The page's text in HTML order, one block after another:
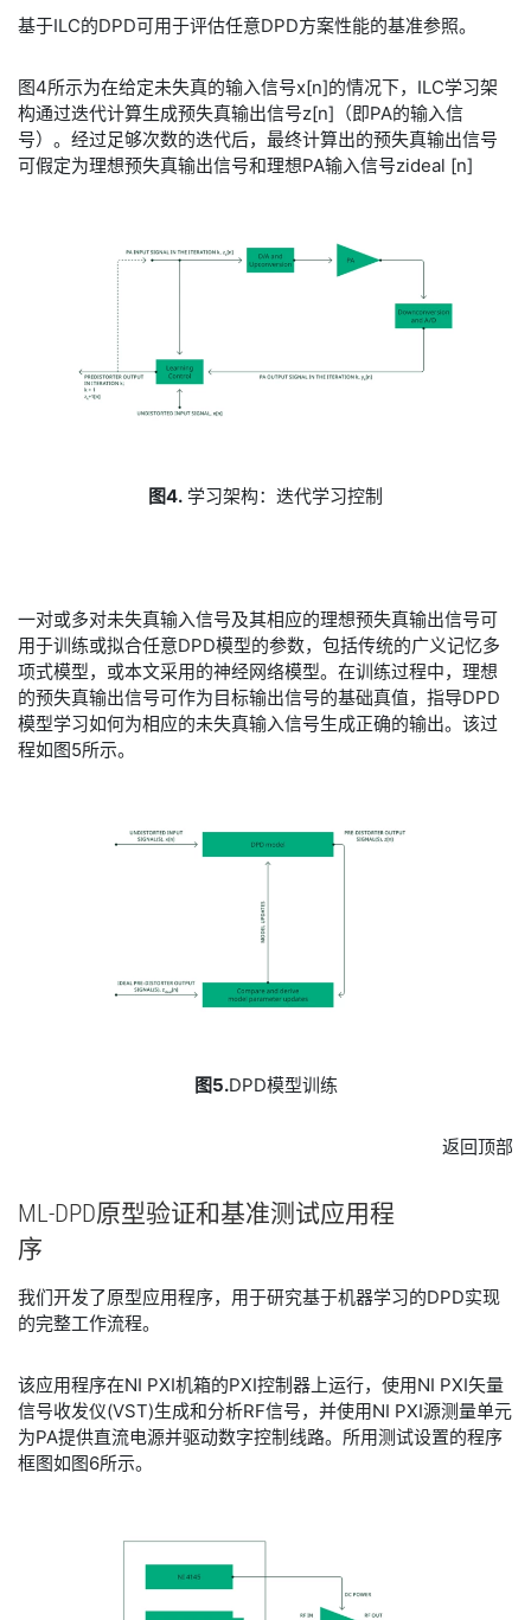
​基于ILC的DPD可用于评估任意DPD方案性能的基准参照。
​图4所示为在给定未失真的输入信号x[n]的情况下，ILC学习架
构通过迭代计算生成预失真输出信号z[n]（即PA的输入信
号）。经过足够次数的迭代后，最终计算出的预失真输出信号
可假定为理想预失真输出信号和理想PA输入信号zideal [n]
图4. 学习架构：迭代学习控制
​一对或多对未失真输入信号及其相应的理想预失真输出信号可
用于训练或拟合任意DPD模型的参数，包括传统的广义记忆多
项式模型，或本文采用的神经网络模型。在训练过程中，理想
的预失真输出信号可作为目标输出信号的基础真值，指导DPD
模型学习如何为相应的未失真输入信号生成正确的输出。该过
程如图5所示。
图5.DPD模型训练
返回顶部
​ML-DPD原型验证和基准测试应用程
序
​我们开发了原型应用程序，用于研究基于机器学习的DPD实现
的完整工作流程。
​该应用程序在NI PXI机箱的PXI控制器上运行，使用NI PXI矢量
信号收发仪(VST)生成和分析RF信号，并使用NI PXI源测量单元
为PA提供直流电源并驱动数字控制线路。所用测试设置的程序
框图如图6所示。